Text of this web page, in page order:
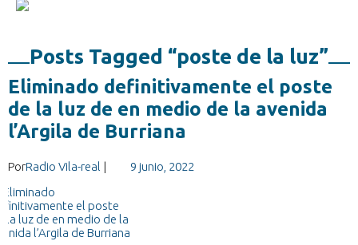
Posts Tagged “poste de la luz”
Eliminado definitivamente el poste
de la luz de en medio de la avenida
l’Argila de Burriana
PorRadio Vila-real | 9 junio, 2022